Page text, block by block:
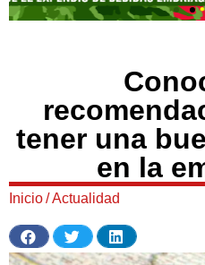
tener una
en la
Inicio/Actualidad